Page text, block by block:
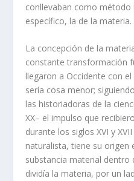
conllevaban como método
específico, la de la materia.
La concepción de la
constante transformación
llegaron a Occidente con
sería cosa menor;
las historiadoras de la
XX­­­­– el impulso que
durante los siglos XVI y
naturalista, tiene su origen
substancia material dentro
dividía la materia, por un